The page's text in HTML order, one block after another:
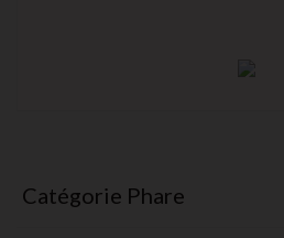
Catégorie Phare